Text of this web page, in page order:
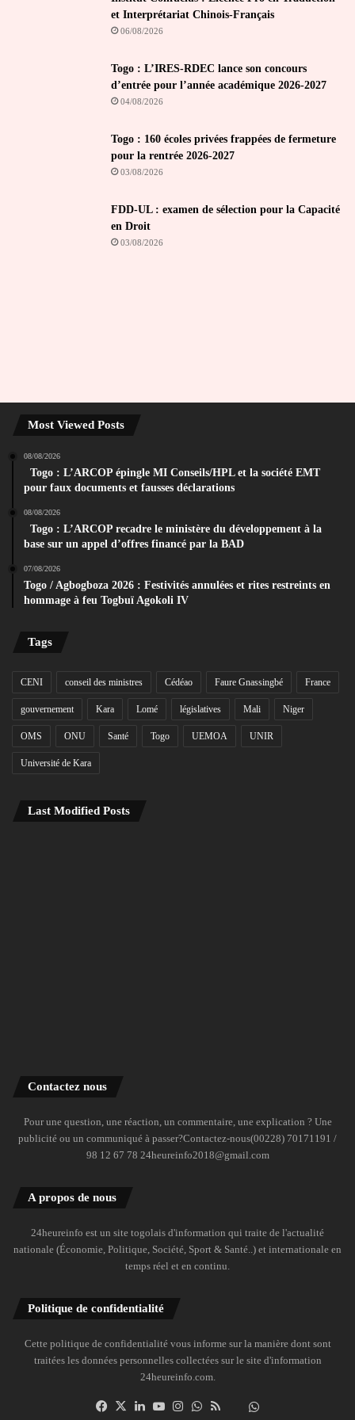
et Interprétariat Chinois-Français
06/08/2026
Togo : L’IRES-RDEC lance son concours
d’entrée pour l’année académique 2026-2027
04/08/2026
Togo : 160 écoles privées frappées de fermeture
pour la rentrée 2026-2027
03/08/2026
FDD-UL : examen de sélection pour la Capacité
en Droit
03/08/2026
Most Viewed Posts
08/08/2026
Togo : L’ARCOP épingle MI Conseils/HPL et la société EMT
pour faux documents et fausses déclarations
08/08/2026
Togo : L’ARCOP recadre le ministère du développement à la
base sur un appel d’offres financé par la BAD
07/08/2026
Togo / Agbogboza 2026 : Festivités annulées et rites restreints en
hommage à feu Togbuï Agokoli IV
Tags
CENI conseil des ministres Cédéao Faure Gnassingbé France
gouvernement Kara Lomé législatives Mali Niger
OMS ONU Santé Togo UEMOA UNIR
Université de Kara
Last Modified Posts
Contactez nous
Pour une question, une réaction, un commentaire, une explication ? Une
publicité ou un communiqué à passer?Contactez-nous(00228) 70171191 /
98 12 67 78 24heureinfo2018@gmail.com
A propos de nous
24heureinfo est un site togolais d'information qui traite de l'actualité
nationale (Économie, Politique, Société, Sport & Santé..) et internationale en
temps réel et en continu.
Politique de confidentialité
Cette politique de confidentialité vous informe sur la manière dont sont
traitées les données personnelles collectées sur le site d'information
24heureinfo.com.
Facebook
X LinkedinYouTubeInstagramWhatsAppDailymotion